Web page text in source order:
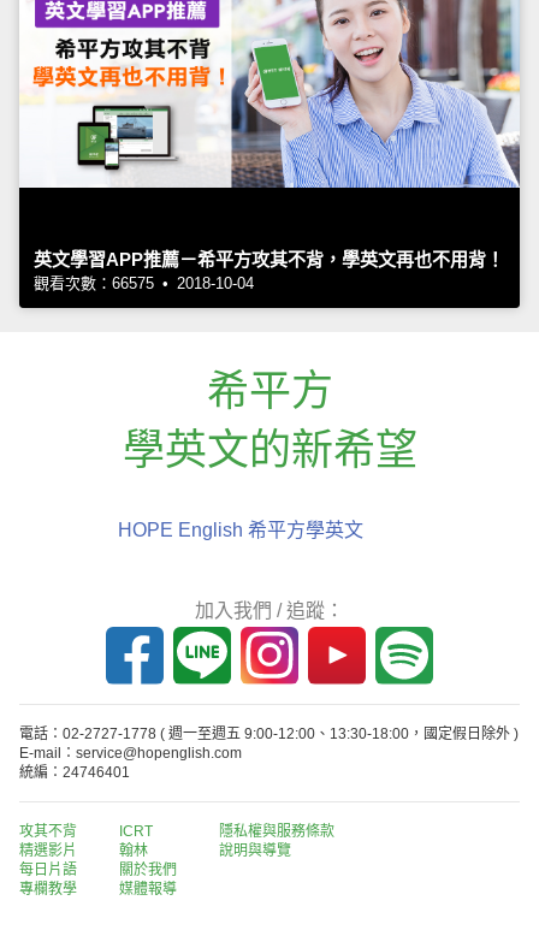
英文學習APP推薦－希平方攻其不背，學英文再也不用背！
觀看次數：66575 • 2018-10-04
希平方
學英文的新希望
HOPE English 希平方學英文
加入我們 / 追蹤：
電話：02-2727-1778 ( 週一至週五 9:00-12:00、13:30-18:00，國定假日除外 )
E-mail：service@hopenglish.com
統編：24746401
攻其不背
精選影片
每日片語
專欄教學
ICRT
翰林
關於我們
媒體報導
隱私權與服務條款
說明與導覽